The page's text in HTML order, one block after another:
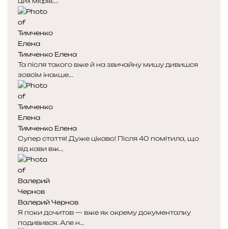
Тимченко Елена
Та після такого вже й на звичайну мишу дивишся
зовсім інакше...
Тимченко Елена
Супер стаття! Дуже цікаво! Після 40 помітила, що
від кави вж...
Валерий Чернов
Я поки дочитав — вже як окрему документалку
подивився. Але н...